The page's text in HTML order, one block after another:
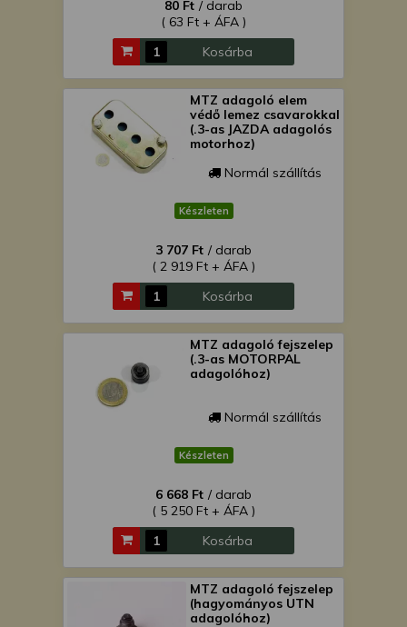
80 Ft / darab
( 63 Ft + ÁFA )
Kosárba
MTZ adagoló elem
védő lemez csavarokkal
(.3-as JAZDA adagolós
motorhoz)
Normál szállítás
Készleten
3 707 Ft / darab
( 2 919 Ft + ÁFA )
Kosárba
MTZ adagoló fejszelep
(.3-as MOTORPAL
adagolóhoz)
Normál szállítás
Készleten
6 668 Ft / darab
( 5 250 Ft + ÁFA )
Kosárba
MTZ adagoló fejszelep
(hagyományos UTN
adagolóhoz)